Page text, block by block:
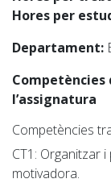
Hores per
Departament:
Competències
l’assignatura
Competències
CT1 : Organitzar
motivadora.